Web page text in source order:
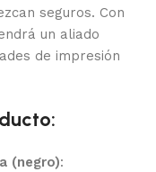
seguros. Con
un aliado
de impresión
(negro):